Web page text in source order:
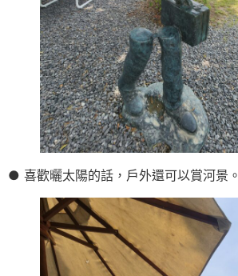
● 喜歡曬太陽的話，戶外還可以賞河景。